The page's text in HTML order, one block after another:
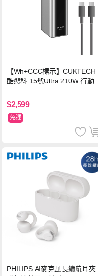
【Wh+CCC標示】CUKTECH
酷態科 15號Ultra 210W 行動電
$2,599
免運
PHILIPS AI麥克風長續航耳夾